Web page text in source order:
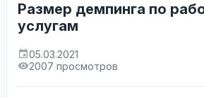
Размер демпинга по
услугам
05.03.2021
2007 просмотров